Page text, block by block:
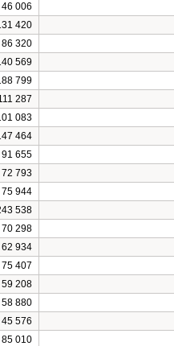
46 006
420
86 320
569
799
287
083
464
91 655
72 793
75 944
538
70 298
62 934
75 407
59 208
58 880
45 576
85 010